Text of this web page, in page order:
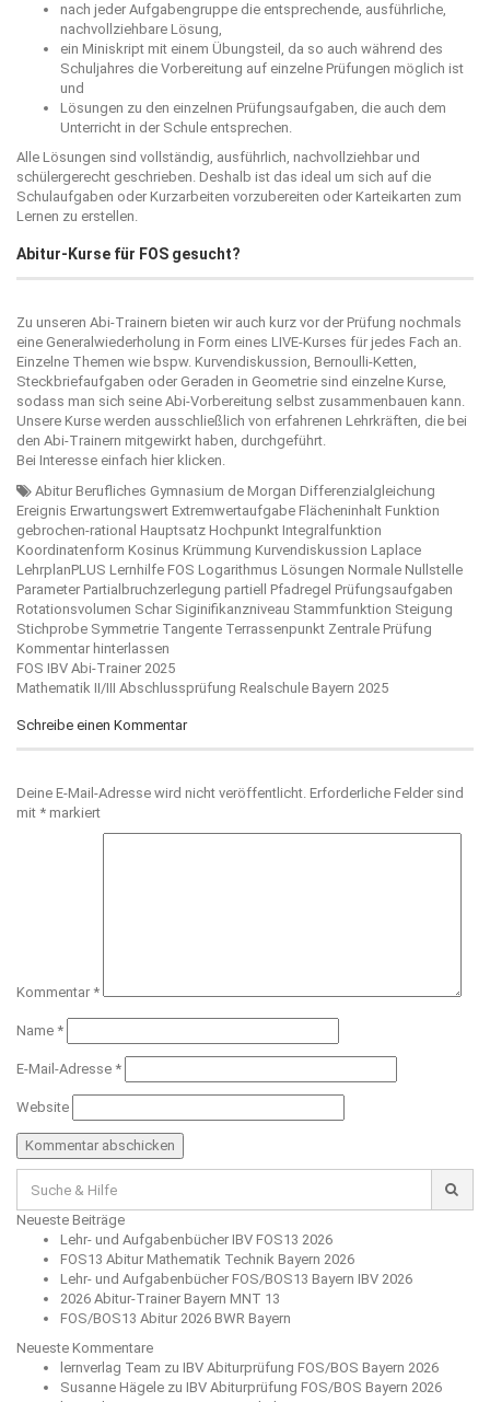
nach jeder Aufgabengruppe die entsprechende, ausführliche,
nachvollziehbare Lösung,
ein Miniskript mit einem Übungsteil, da so auch während des
Schuljahres die Vorbereitung auf einzelne Prüfungen möglich ist
und
Lösungen zu den einzelnen Prüfungsaufgaben, die auch dem
Unterricht in der Schule entsprechen.
Alle Lösungen sind vollständig, ausführlich, nachvollziehbar und
schülergerecht geschrieben. Deshalb ist das ideal um sich auf die
Schulaufgaben oder Kurzarbeiten vorzubereiten oder Karteikarten zum
Lernen zu erstellen.
Abitur-Kurse für FOS gesucht?
Zu unseren Abi-Trainern bieten wir auch kurz vor der Prüfung nochmals
eine Generalwiederholung in Form eines LIVE-Kurses für jedes Fach an.
Einzelne Themen wie bspw. Kurvendiskussion, Bernoulli-Ketten,
Steckbriefaufgaben oder Geraden in Geometrie sind einzelne Kurse,
sodass man sich seine Abi-Vorbereitung selbst zusammenbauen kann.
Unsere Kurse werden ausschließlich von erfahrenen Lehrkräften, die bei
den Abi-Trainern mitgewirkt haben, durchgeführt.
Bei Interesse einfach hier klicken.
Abitur Berufliches Gymnasium de Morgan Differenzialgleichung
Ereignis Erwartungswert Extremwertaufgabe Flächeninhalt Funktion
gebrochen-rational Hauptsatz Hochpunkt Integralfunktion
Koordinatenform Kosinus Krümmung Kurvendiskussion Laplace
LehrplanPLUS Lernhilfe FOS Logarithmus Lösungen Normale Nullstelle
Parameter Partialbruchzerlegung partiell Pfadregel Prüfungsaufgaben
Rotationsvolumen Schar Siginifikanzniveau Stammfunktion Steigung
Stichprobe Symmetrie Tangente Terrassenpunkt Zentrale Prüfung
Kommentar hinterlassen
Beitragsnavigation
FOS IBV Abi-Trainer 2025
Mathematik II/III Abschlussprüfung Realschule Bayern 2025
Schreibe einen Kommentar
Deine E-Mail-Adresse wird nicht veröffentlicht. Erforderliche Felder sind
mit * markiert
Kommentar *
Name *
E-Mail-Adresse *
Website
für:
Neueste Beiträge
Lehr- und Aufgabenbücher IBV FOS13 2026
FOS13 Abitur Mathematik Technik Bayern 2026
Lehr- und Aufgabenbücher FOS/BOS13 Bayern IBV 2026
2026 Abitur-Trainer Bayern MNT 13
FOS/BOS13 Abitur 2026 BWR Bayern
Neueste Kommentare
lernverlag Team zu IBV Abiturprüfung FOS/BOS Bayern 2026
Susanne Hägele zu IBV Abiturprüfung FOS/BOS Bayern 2026